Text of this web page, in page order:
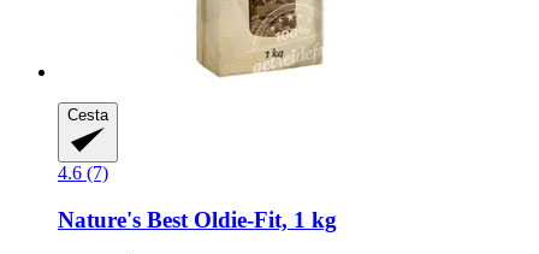
Cesta
4.6 (7)
Nature's Best Oldie-​Fit, 1 kg